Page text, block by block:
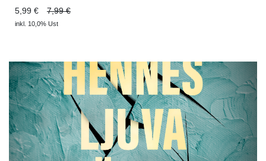
5,99 € 7,99 €
inkl. 10,0% Ust